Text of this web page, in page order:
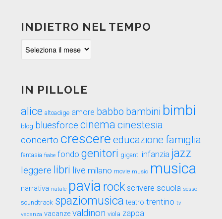
INDIETRO NEL TEMPO
IN PILLOLE
alice altoadige amore babbo bambini bimbi
blog bluesforce cinema cinestesia
concerto crescere educazione famiglia
fantasia fiabe fondo genitori giganti infanzia jazz
leggere libri live milano movie music musica
narrativa natale pavia rock scrivere scuola sesso
soundtrack spaziomusica teatro trentino tv
vacanza vacanze valdinon viola zappa